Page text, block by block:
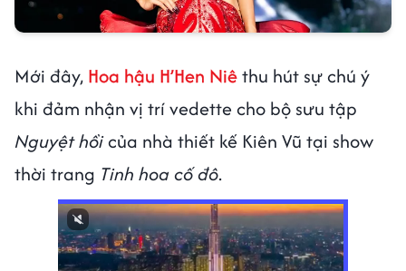
Mới đây, Hoa hậu H’Hen Niêthu hút sự chú ý
khi đảm nhận vị trí vedette cho bộ sưu tập
Nguyệt hồicủa nhà thiết kế Kiên Vũ tại show
thời trang Tinh hoa cố đô.